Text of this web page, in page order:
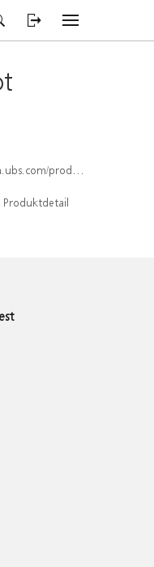
index/isin/CH1565645137
Produktdetail